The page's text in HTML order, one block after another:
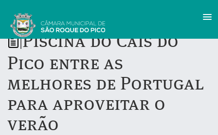
Piscina do Cais do
Pico entre as
melhores de Portugal
para aproveitar o
verão